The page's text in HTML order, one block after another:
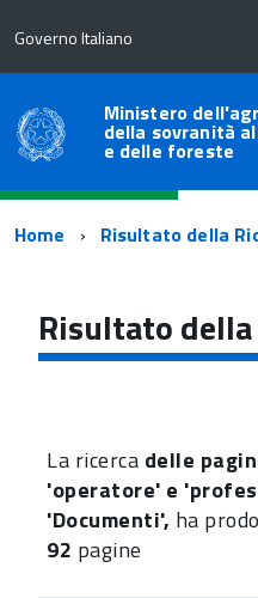
Governo Italiano
Ministero
della sovranità
e delle foreste
Percorso
navigazione
Home Risultato della
Risultato
La ricerca delle
'operatore' e
'Documenti', ha
92 pagine